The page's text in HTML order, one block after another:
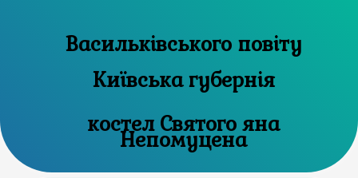
Васильківського повіту
Київська губернія
костел Святого яна
Непомуцена